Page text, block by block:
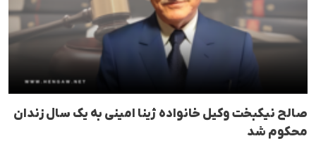
صالح نیکبخت وکیل خانواده ژینا امینی به یک سال زندان
محکوم شد